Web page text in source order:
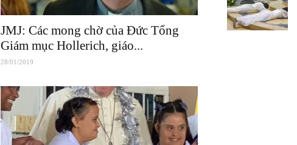
JMJ: Các mong chờ của Đức Tổng
Giám mục Hollerich, giáo...
28/01/2019